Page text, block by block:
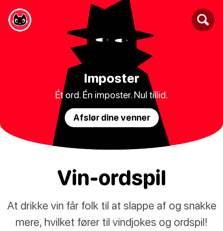
Imposter
Ét ord. Én imposter. Nul tillid.
Afslør dine venner
Vin-ordspil
At drikke vin får folk til at slappe af og snakke
mere, hvilket fører til vindjokes og ordspil!